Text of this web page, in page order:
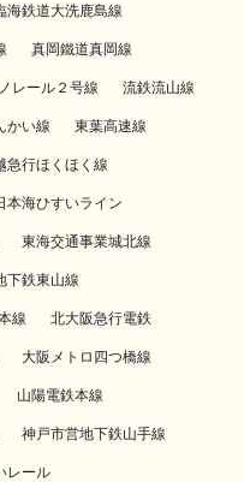
海鉄道大洗鹿島線
真岡鐵道真岡線
レール２号線 流鉄流山線
かい線 東葉高速線
急行ほくほく線
本海ひすいライン
東海交通事業城北線
下鉄東山線
線 北大阪急行電鉄
大阪メトロ四つ橋線
山陽電鉄本線
神戸市営地下鉄山手線
レール